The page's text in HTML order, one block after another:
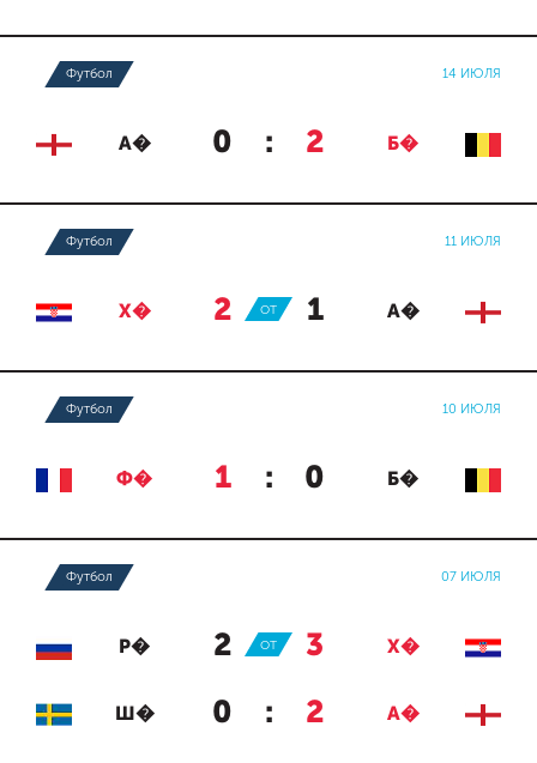
Футбол 14 ИЮЛЯ
А� 0 : 2 Б�
Футбол 11 ИЮЛЯ
Х� 2 : 1 А�
ОТ
Футбол 10 ИЮЛЯ
Ф� 1 : 0 Б�
Футбол 07 ИЮЛЯ
Р� 2 : 3 Х�
ОТ
Ш� 0 : 2 А�